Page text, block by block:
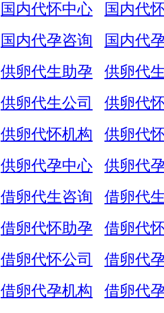
国内代怀中心
国内代
国内代孕咨询
国内代
供卵代生助孕
供卵代
供卵代生公司
供卵代
供卵代怀机构
供卵代
供卵代孕中心
供卵代
借卵代生咨询
借卵代
借卵代怀助孕
借卵代
借卵代怀公司
借卵代
借卵代孕机构
借卵代